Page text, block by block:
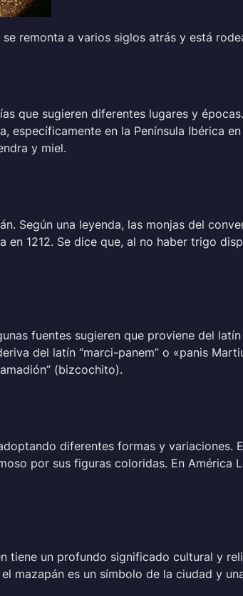
remonta a varios siglos atrás y está
que sugieren diferentes lugares y
específicamente en la Península Ibérica
y miel.
Según una leyenda, las monjas del
1212. Se dice que, al no haber trigo
fuentes sugieren que proviene del
del latín “marci-panem” o «panis
(bizcochito).
diferentes formas y variaciones.
por sus figuras coloridas. En América
tiene un profundo significado cultural y
mazapán es un símbolo de la ciudad y